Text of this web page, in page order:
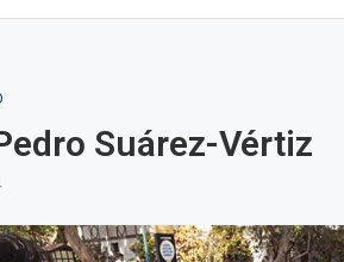
Suárez-Vértiz